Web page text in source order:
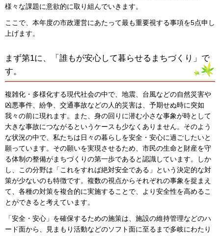
様々な課題に意欲的に取り組んでいきます。
ここで、本年度の市政運営にあたって最も重要視する事項を5点申し
上げます。
まず第1に、「誰もが安心して暮らせるまちづくり」で
す。
複雑化・多様化する現代社会の中で、地震、台風などの自然災害や
凶悪事件、紛争、交通事故などの人的災害は、予期せぬ時に突如
我々の前に現れます。また、身の回りに潜む小さな事象が時として
大きな事故につながるというケースも少なくありません。そのよう
な状況の中で、私たちは日々の暮らしを安全・安心に過ごしたいと
願っています。その願いを実現させるため、市民の生命と財産を守
る体制の整備がまちづくりの第一歩であると認識しています。しか
し、この分野は「これをすれば絶対安全である」という決定的な対
策が少ないのも特徴です。複数の視点からそれぞれの事象を捉まえ
て、各種の対策を複合的に実施することで、より安全性を高めるこ
とができると考えています。
「安全・安心」を確保するための施策は、施設の維持管理などのハ
ード面から、見まもり活動などのソフト面に至るまで多岐にわたり